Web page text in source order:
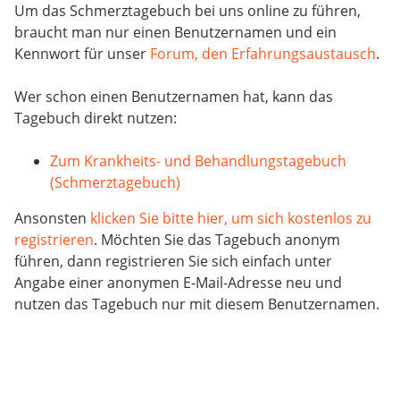
Um das Schmerztagebuch bei uns online zu führen,
braucht man nur einen Benutzernamen und ein
Kennwort für unser Forum, den Erfahrungsaustausch.
Wer schon einen Benutzernamen hat, kann das
Tagebuch direkt nutzen:
Zum Krankheits- und Behandlungstagebuch
(Schmerztagebuch)
Ansonsten klicken Sie bitte hier, um sich kostenlos zu
registrieren. Möchten Sie das Tagebuch anonym
führen, dann registrieren Sie sich einfach unter
Angabe einer anonymen E-Mail-Adresse neu und
nutzen das Tagebuch nur mit diesem Benutzernamen.